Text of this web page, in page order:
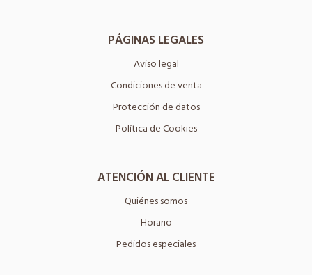
PÁGINAS LEGALES
Aviso legal
Condiciones de venta
Protección de datos
Política de Cookies
ATENCIÓN AL CLIENTE
Quiénes somos
Horario
Pedidos especiales